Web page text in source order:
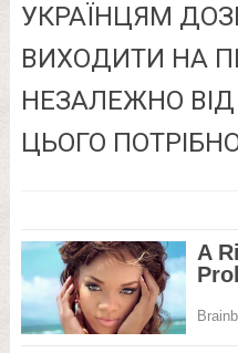
УКРАЇНЦЯМ
ВИХОДИТИ НА
НЕЗАЛЕЖНО
ЦЬОГО